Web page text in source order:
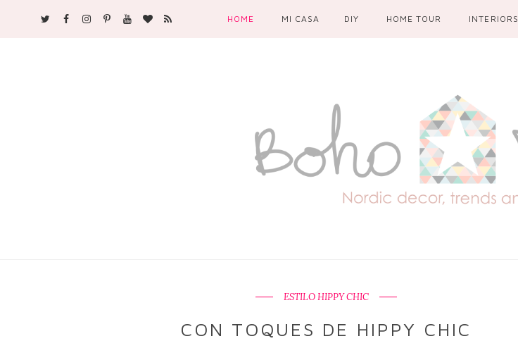
HOME MI CASA DIY HOME TOUR INTERIORS
ESTILO HIPPY CHIC
CON TOQUES DE HIPPY CHIC